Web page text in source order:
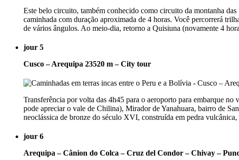
Este belo circuito, também conhecido como circuito da montanha
caminhada com duração aproximada de 4 horas. Você percorrerá
de vários ângulos. Ao meio-dia, retorno a Quisiuna (novamente 4
jour 5
Cusco – Arequipa 23520 m – City tour
Transferência por volta das 4h45 para o aeroporto para embarque
pode apreciar o vale de Chilina), Mirador de Yanahuara, bairro de
neoclássica de bronze do século XVI, construída em pedra
jour 6
Arequipa – Cânion do Colca – Cruz del Condor – Chivay –